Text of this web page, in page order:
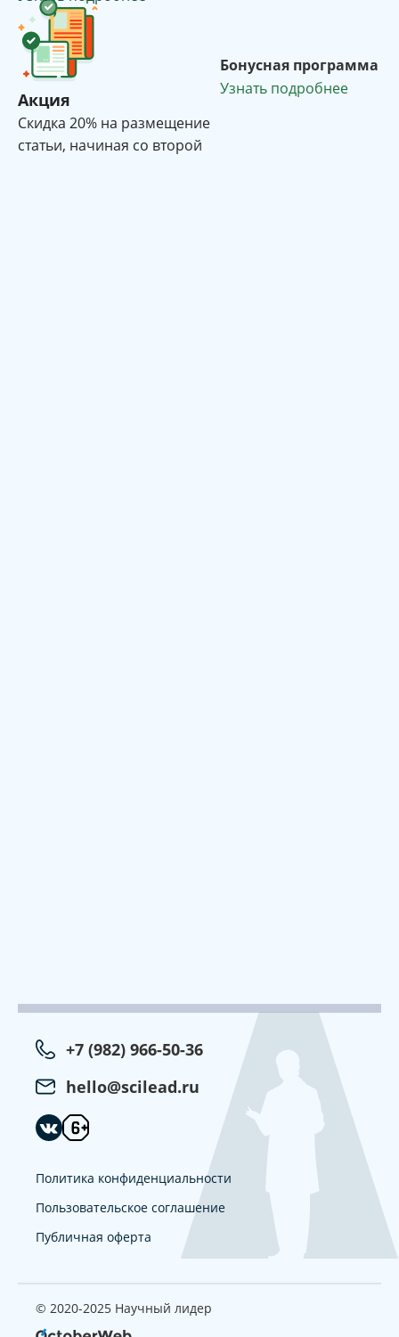
Акция
Cкидка 20% на размещение
статьи, начиная со второй
Бонусная программа
Узнать подробнее
+7 (982) 966-50-36
hello@scilead.ru
Политика конфиденциальности
Пользовательское соглашение
Публичная оферта
© 2020-2025 Научный лидер